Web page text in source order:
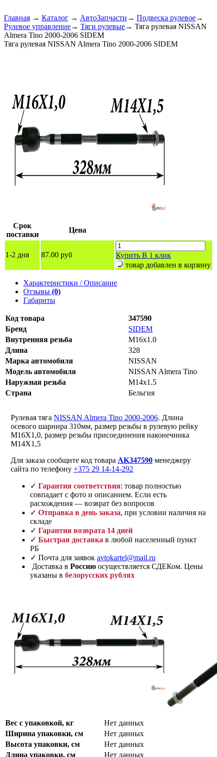
Главная → Каталог → АвтоЗапчасти → Подвеска рулевое→
Рулевое управление→ Тяги рулевые→ Тяга рулевая NISSAN
Almera Tino 2000-2006 SIDEM
Тяга рулевая NISSAN Almera Tino 2000-2006 SIDEM
Срок
поставки
Цена
1-2 дня 87.00 руб Купить В 1 клик
товар добавлен в корзину
Характеристики / Описание
Отзывы (0)
Габариты
Код товара
347590
Бренд
SIDEM
Внутренняя резьба
M16x1.0
Длина
328
Марка автомобиля
NISSAN
Модель автомобиля
NISSAN Almera Tino
Наружная резьба
M14x1.5
Страна
Бельгия
Рулевая тяга NISSAN Almera Tino 2000-2006. Длина
осевого шарнира 310мм, размер резьбы в рулевую рейку
M16X1,0, размер резьбы присоединения наконечника
M14X1,5
Для заказа сообщите код товара AK347590 менеджеру
сайта по телефону +375 29 14-14-292
✓ Гарантия соответствия: товар полностью
совпадает с фото и описанием. Если есть
расхождения — возврат без вопросов
✓ Отправка в день заказа, при условии наличия на
складе
✓ Гарантия возврата 14 дней
✓ Быстрая доставка в любой населенный пункт
РБ
✓ Почта для заявок avtokartel@mail.ru
Доставка в Россию осуществляется СДЕКом. Цены
указаны в белорусских рублях
Вес с упаковкой, кг
Нет данных
Ширина упаковки, см
Нет данных
Высота упаковки, см
Нет данных
Длина упаковки, см
Нет данных